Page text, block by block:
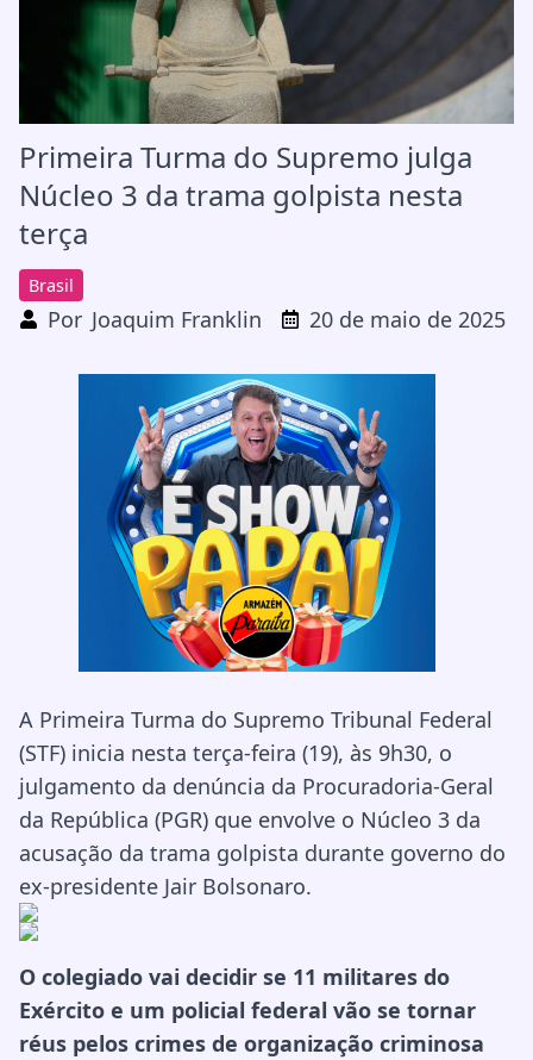
Primeira Turma do Supremo julga
Núcleo 3 da trama golpista nesta
terça
Brasil
Por Joaquim Franklin 20 de maio de 2025
A Primeira Turma do Supremo Tribunal Federal
(STF) inicia nesta terça-feira (19), às 9h30, o
julgamento da denúncia da Procuradoria-Geral
da República (PGR) que envolve o Núcleo 3 da
acusação da trama golpista durante governo do
ex-presidente Jair Bolsonaro.
O colegiado vai decidir se 11 militares do
Exército e um policial federal vão se tornar
réus pelos crimes de organização criminosa